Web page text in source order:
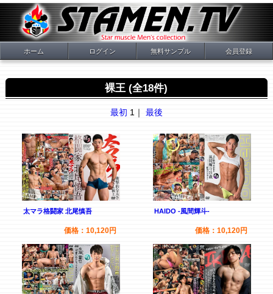
ホーム ログイン 無料サンプル 会員登録
裸王 (全18件)
最初 1｜ 最後
太マラ格闘家 北尾慎吾
価格：10,120円
HAIDO -風間輝斗-
価格：10,120円